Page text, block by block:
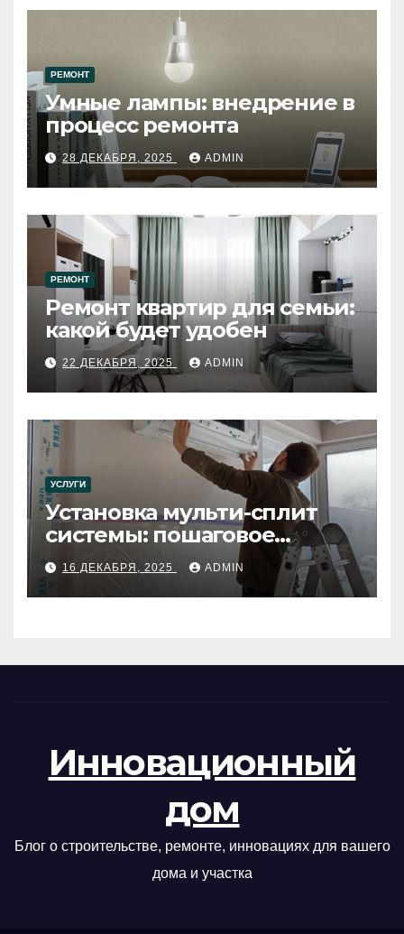
РЕМОНТ
Умные лампы: внедрение в
процесс ремонта
28 ДЕКАБРЯ, 2025 ADMIN
РЕМОНТ
Ремонт квартир для семьи:
какой будет удобен
22 ДЕКАБРЯ, 2025 ADMIN
УСЛУГИ
Установка мульти-сплит
системы: пошаговое
руководство
16 ДЕКАБРЯ, 2025 ADMIN
Инновационный
дом
Блог о строительстве, ремонте, инновациях для вашего
дома и участка